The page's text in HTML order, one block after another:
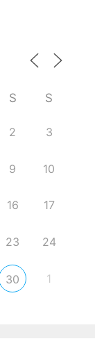
S S
2 3
9 10
16 17
23 24
30 1